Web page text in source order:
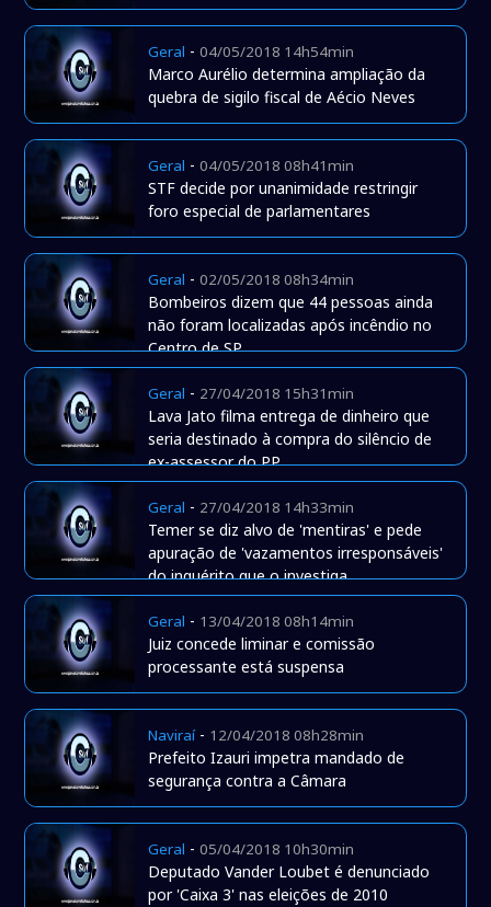
Geral -04/05/2018 14h54min
Marco Aurélio determina ampliação da
quebra de sigilo fiscal de Aécio Neves
Geral -04/05/2018 08h41min
STF decide por unanimidade restringir
foro especial de parlamentares
Geral -02/05/2018 08h34min
Bombeiros dizem que 44 pessoas ainda
não foram localizadas após incêndio no
Centro de SP
Geral - 27/04/2018 15h31min
Lava Jato filma entrega de dinheiro que
seria destinado à compra do silêncio de
ex-assessor do PP
Geral - 27/04/2018 14h33min
Temer se diz alvo de 'mentiras' e pede
apuração de 'vazamentos irresponsáveis'
do inquérito que o investiga
Geral - 13/04/2018 08h14min
Juiz concede liminar e comissão
processante está suspensa
Naviraí- 12/04/2018 08h28min
Prefeito Izauri impetra mandado de
segurança contra a Câmara
Geral -05/04/2018 10h30min
Deputado Vander Loubet é denunciado
por 'Caixa 3' nas eleições de 2010